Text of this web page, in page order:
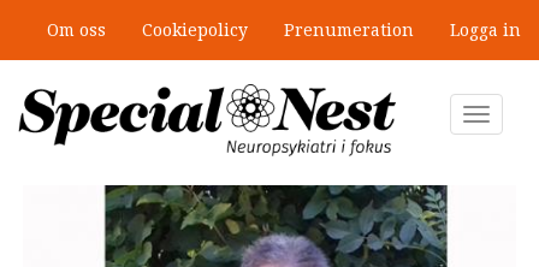
huvudinnehåll
Om oss Cookiepolicy Prenumeration Logga in
Toggle
”Jobbet gick bra – just därför togs
stödet bort”